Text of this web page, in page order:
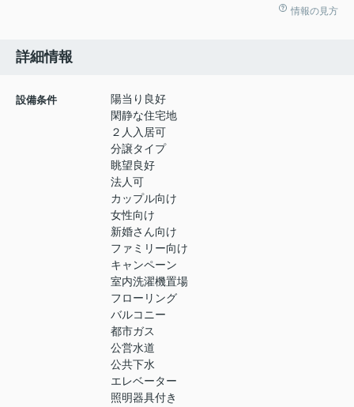
情報の見方
詳細情報
設備条件
陽当り良好
閑静な住宅地
２人入居可
分譲タイプ
眺望良好
法人可
カップル向け
女性向け
新婚さん向け
ファミリー向け
キャンペーン
室内洗濯機置場
フローリング
バルコニー
都市ガス
公営水道
公共下水
エレベーター
照明器具付き